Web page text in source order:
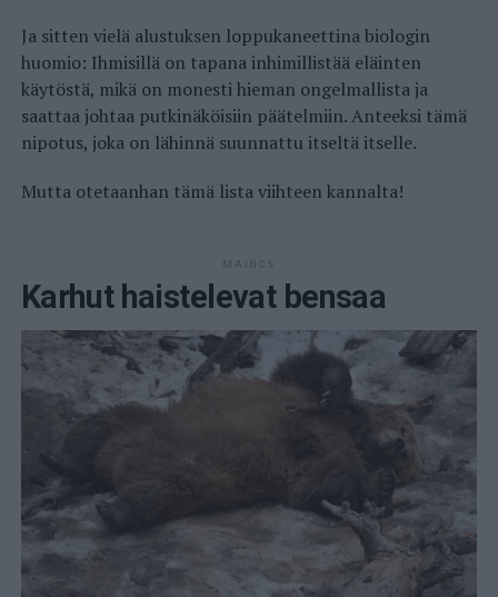
Ja sitten vielä alustuksen loppukaneettina biologin
huomio: Ihmisillä on tapana inhimillistää eläinten
käytöstä, mikä on monesti hieman ongelmallista ja
saattaa johtaa putkinäköisiin päätelmiin. Anteeksi tämä
nipotus, joka on lähinnä suunnattu itseltä itselle.
Mutta otetaanhan tämä lista viihteen kannalta!
MAINOS
Karhut haistelevat bensaa